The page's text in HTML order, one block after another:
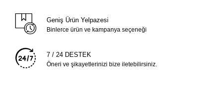
Geniş Ürün Yelpazesi
Binlerce ürün ve kampanya seçeneği
7 / 24 DESTEK
Öneri ve şikayetlerinizi bize iletebilirsiniz.